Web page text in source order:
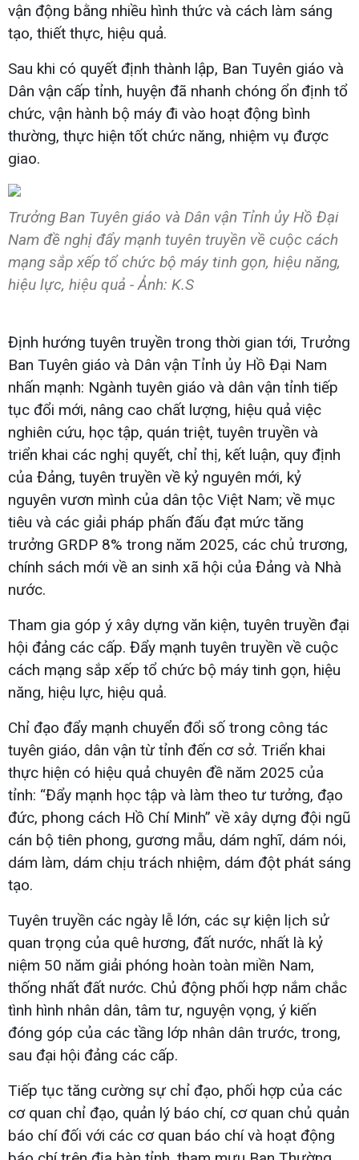
vận động bằng nhiều hình thức và cách làm sáng
tạo, thiết thực, hiệu quả.
Sau khi có quyết định thành lập, Ban Tuyên giáo và
Dân vận cấp tỉnh, huyện đã nhanh chóng ổn định tổ
chức, vận hành bộ máy đi vào hoạt động bình
thường, thực hiện tốt chức năng, nhiệm vụ được
giao.
Trưởng Ban Tuyên giáo và Dân vận Tỉnh ủy Hồ Đại
Nam đề nghị đẩy mạnh tuyên truyền về cuộc cách
mạng sắp xếp tổ chức bộ máy tinh gọn, hiệu năng,
hiệu lực, hiệu quả - Ảnh: K.S
Định hướng tuyên truyền trong thời gian tới, Trưởng
Ban Tuyên giáo và Dân vận Tỉnh ủy Hồ Đại Nam
nhấn mạnh: Ngành tuyên giáo và dân vận tỉnh tiếp
tục đổi mới, nâng cao chất lượng, hiệu quả việc
nghiên cứu, học tập, quán triệt, tuyên truyền và
triển khai các nghị quyết, chỉ thị, kết luận, quy định
của Đảng, tuyên truyền về kỷ nguyên mới, kỷ
nguyên vươn mình của dân tộc Việt Nam; về mục
tiêu và các giải pháp phấn đấu đạt mức tăng
trưởng GRDP 8% trong năm 2025, các chủ trương,
chính sách mới về an sinh xã hội của Đảng và Nhà
nước.
Tham gia góp ý xây dựng văn kiện, tuyên truyền đại
hội đảng các cấp. Đẩy mạnh tuyên truyền về cuộc
cách mạng sắp xếp tổ chức bộ máy tinh gọn, hiệu
năng, hiệu lực, hiệu quả.
Chỉ đạo đẩy mạnh chuyển đổi số trong công tác
tuyên giáo, dân vận từ tỉnh đến cơ sở. Triển khai
thực hiện có hiệu quả chuyên đề năm 2025 của
tỉnh: “Đẩy mạnh học tập và làm theo tư tưởng, đạo
đức, phong cách Hồ Chí Minh” về xây dựng đội ngũ
cán bộ tiên phong, gương mẫu, dám nghĩ, dám nói,
dám làm, dám chịu trách nhiệm, dám đột phát sáng
tạo.
Tuyên truyền các ngày lễ lớn, các sự kiện lịch sử
quan trọng của quê hương, đất nước, nhất là kỷ
niệm 50 năm giải phóng hoàn toàn miền Nam,
thống nhất đất nước. Chủ động phối hợp nắm chắc
tình hình nhân dân, tâm tư, nguyện vọng, ý kiến
đóng góp của các tầng lớp nhân dân trước, trong,
sau đại hội đảng các cấp.
Tiếp tục tăng cường sự chỉ đạo, phối hợp của các
cơ quan chỉ đạo, quản lý báo chí, cơ quan chủ quản
báo chí đối với các cơ quan báo chí và hoạt động